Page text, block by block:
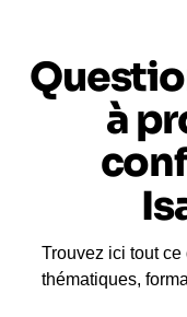
à
Trouvez ici tout ce
thématiques,